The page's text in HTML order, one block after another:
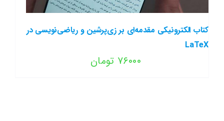
کتاب الکترونیکی مقدمه‌ای بر زی‌پرشین و ریاضی‌نویسی در
LaTeX
۷۶۰۰۰ تومان